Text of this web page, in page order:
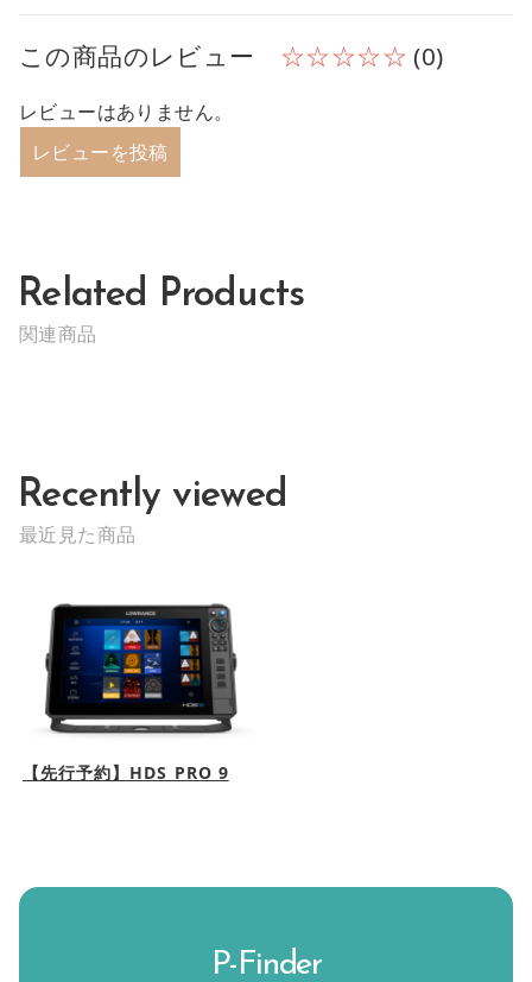
この商品のレビュー ☆☆☆☆☆(0)
レビューはありません。
レビューを投稿
Related Products
関連商品
Recently viewed
最近見た商品
【先行予約】HDS PRO 9
P-Finder